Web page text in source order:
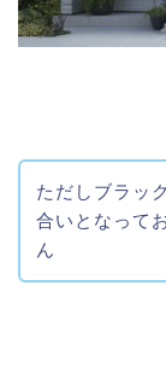
ただしブラッ
合いとなって
ん